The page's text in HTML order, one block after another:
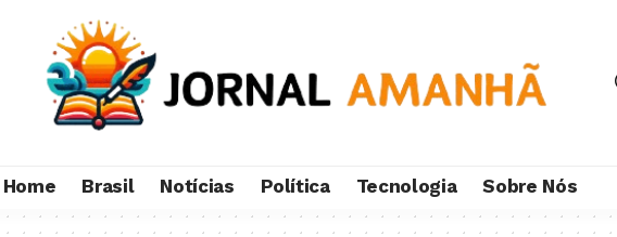
Home Brasil Notícias Política Tecnologia Sobre Nós